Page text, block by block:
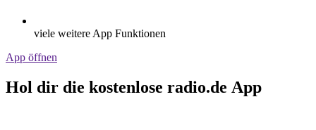
viele weitere App Funktionen
App öffnen
Hol dir die kostenlose radio.de App